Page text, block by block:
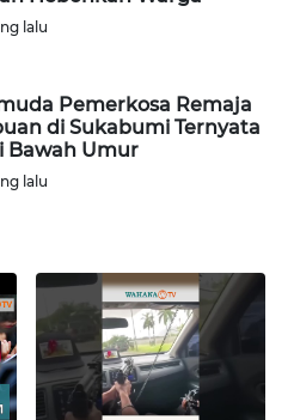
lalu
Pemerkosa Remaja
di Sukabumi Ternyata
Bawah Umur
lalu